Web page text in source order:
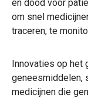
en dood voor
om snel
traceren, te
Innovaties op het
geneesmiddelen,
medicijnen die